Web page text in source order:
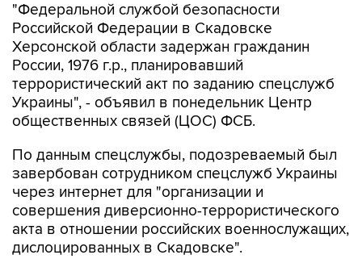
"Федеральной службой безопасности
Российской Федерации в Скадовске
Херсонской области задержан гражданин
России, 1976 г.р., планировавший
террористический акт по заданию спецслужб
Украины", - объявил в понедельник Центр
общественных связей (ЦОС) ФСБ.
По данным спецслужбы, подозреваемый был
завербован сотрудником спецслужб Украины
через интернет для "организации и
совершения диверсионно-террористического
акта в отношении российских военнослужащих,
дислоцированных в Скадовске".